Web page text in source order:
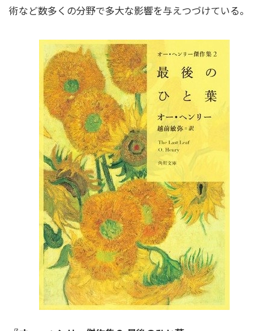
術など数多くの分野で多大な影響を与えつづけている。